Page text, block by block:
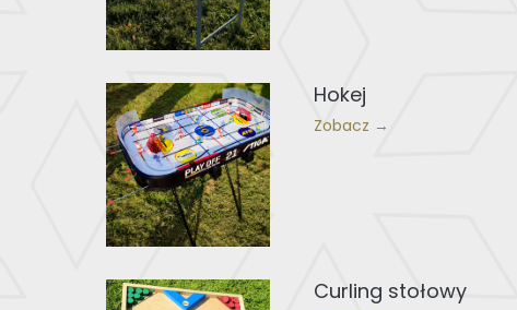
Hokej
Zobacz →
Curling stołowy